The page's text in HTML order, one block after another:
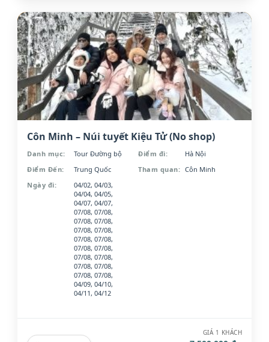
Côn Minh – Núi tuyết Kiệu Tử (No shop)
Danh mục: Tour Đường bộ Điểm đi:
Hà Nội
Điểm Đến:
Trung Quốc Tham quan: Côn Minh
Ngày đi:
04/02, 04/03,
04/04, 04/05,
04/07, 04/07,
07/08, 07/08,
07/08, 07/08,
07/08, 07/08,
07/08, 07/08,
07/08, 07/08,
07/08, 07/08,
07/08, 07/08,
07/08, 07/08,
04/09, 04/10,
04/11, 04/12
GIÁ 1 KHÁCH